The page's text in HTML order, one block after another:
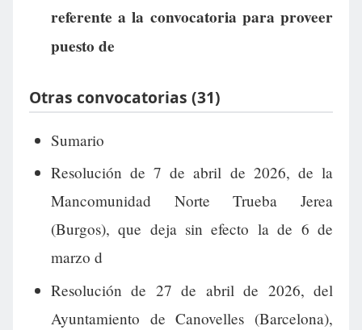
referente a la convocatoria para proveer
puesto de
Otras convocatorias (31)
Sumario
Resolución de 7 de abril de 2026, de la
Mancomunidad Norte Trueba Jerea
(Burgos), que deja sin efecto la de 6 de
marzo d
Resolución de 27 de abril de 2026, del
Ayuntamiento de Canovelles (Barcelona),